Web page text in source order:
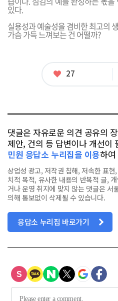
있다.
실용성과 예술성을 겸비한 최고의
가슴 가득 느껴보는 건 어떨까?
좋
27
댓글은 자유로운 의견 공유의
제안, 건의 등 답변이나 개선이
민원 응답소 누리집을 이용하여
상업성 광고, 저작권 침해, 저속한 표
치적 목적, 유사한 내용의 반복적 글,
거나 운영 취지에 맞지 않는 댓글은 서
의해 통보없이 삭제될 수 있습니다.
응답소 누리집 바로가기